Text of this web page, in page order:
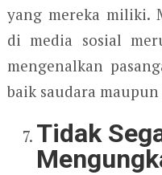
yang mereka miliki.
di media sosial
mengenalkan
baik saudara
Tidak